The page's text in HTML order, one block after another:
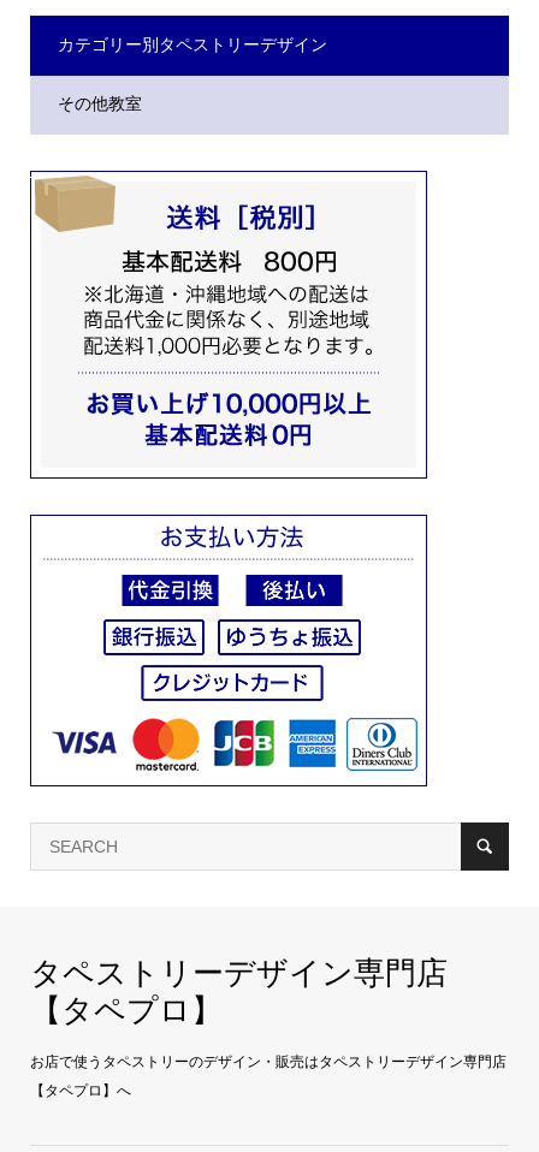
カテゴリー別タペストリーデザイン
その他教室
タペストリーデザイン専門店
【タペプロ】
お店で使うタペストリーのデザイン・販売はタペストリーデザイン専門店
【タペプロ】へ